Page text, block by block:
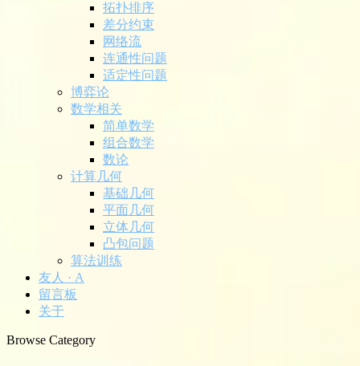
拓扑排序
差分约束
网络流
连通性问题
适定性问题
博弈论
数学相关
简单数学
组合数学
数论
计算几何
基础几何
平面几何
立体几何
凸包问题
算法训练
友人 · A
留言板
关于
Browse Category